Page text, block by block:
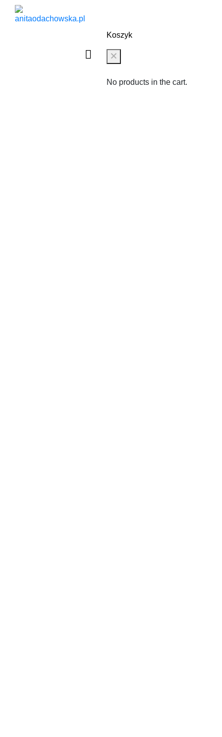
Koszyk
No products in the cart.